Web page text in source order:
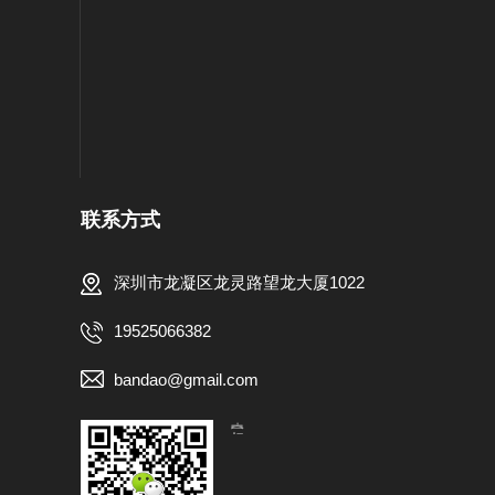
联系方式
深圳市龙凝区龙灵路望龙大厦1022
19525066382
bandao@gmail.com
【扫一扫，关注我们】